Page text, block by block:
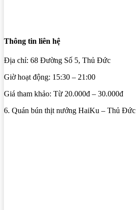
Thông tin liên hệ
Địa chỉ: 68 Đường Số 5, Thủ Đức
Giờ hoạt động: 15:30 – 21:00
Giá tham khảo: Từ 20.000đ – 30.000đ
6. Quán bún thịt nướng HaiKu – Thủ Đức